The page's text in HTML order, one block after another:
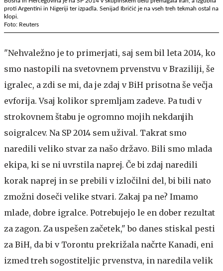
proti Argentini in Nigeriji ter izpadla. Senijad Ibričić je na vseh treh tekmah ostal na
klopi.
Foto: Reuters
"Nehvaležno je to primerjati, saj sem bil leta 2014, ko
smo nastopili na svetovnem prvenstvu v Braziliji, še
igralec, a zdi se mi, da je zdaj v BiH prisotna še večja
evforija. Vsaj kolikor spremljam zadeve. Pa tudi v
strokovnem štabu je ogromno mojih nekdanjih
soigralcev. Na SP 2014 sem užival. Takrat smo
naredili veliko stvar za našo državo. Bili smo mlada
ekipa, ki se ni uvrstila naprej. Če bi zdaj naredili
korak naprej in se prebili v izločilni del, bi bili nato
zmožni doseči velike stvari. Zakaj pa ne? Imamo
mlade, dobre igralce. Potrebujejo le en dober rezultat
za zagon. Za uspešen začetek," bo danes stiskal pesti
za BiH, da bi v Torontu prekrižala načrte Kanadi, eni
izmed treh sogostiteljic prvenstva, in naredila velik